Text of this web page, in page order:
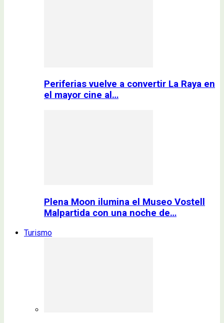
Periferias vuelve a convertir La Raya en
el mayor cine al…
Plena Moon ilumina el Museo Vostell
Malpartida con una noche de…
Turismo